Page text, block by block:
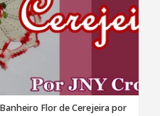
Flor de Cerejeira por